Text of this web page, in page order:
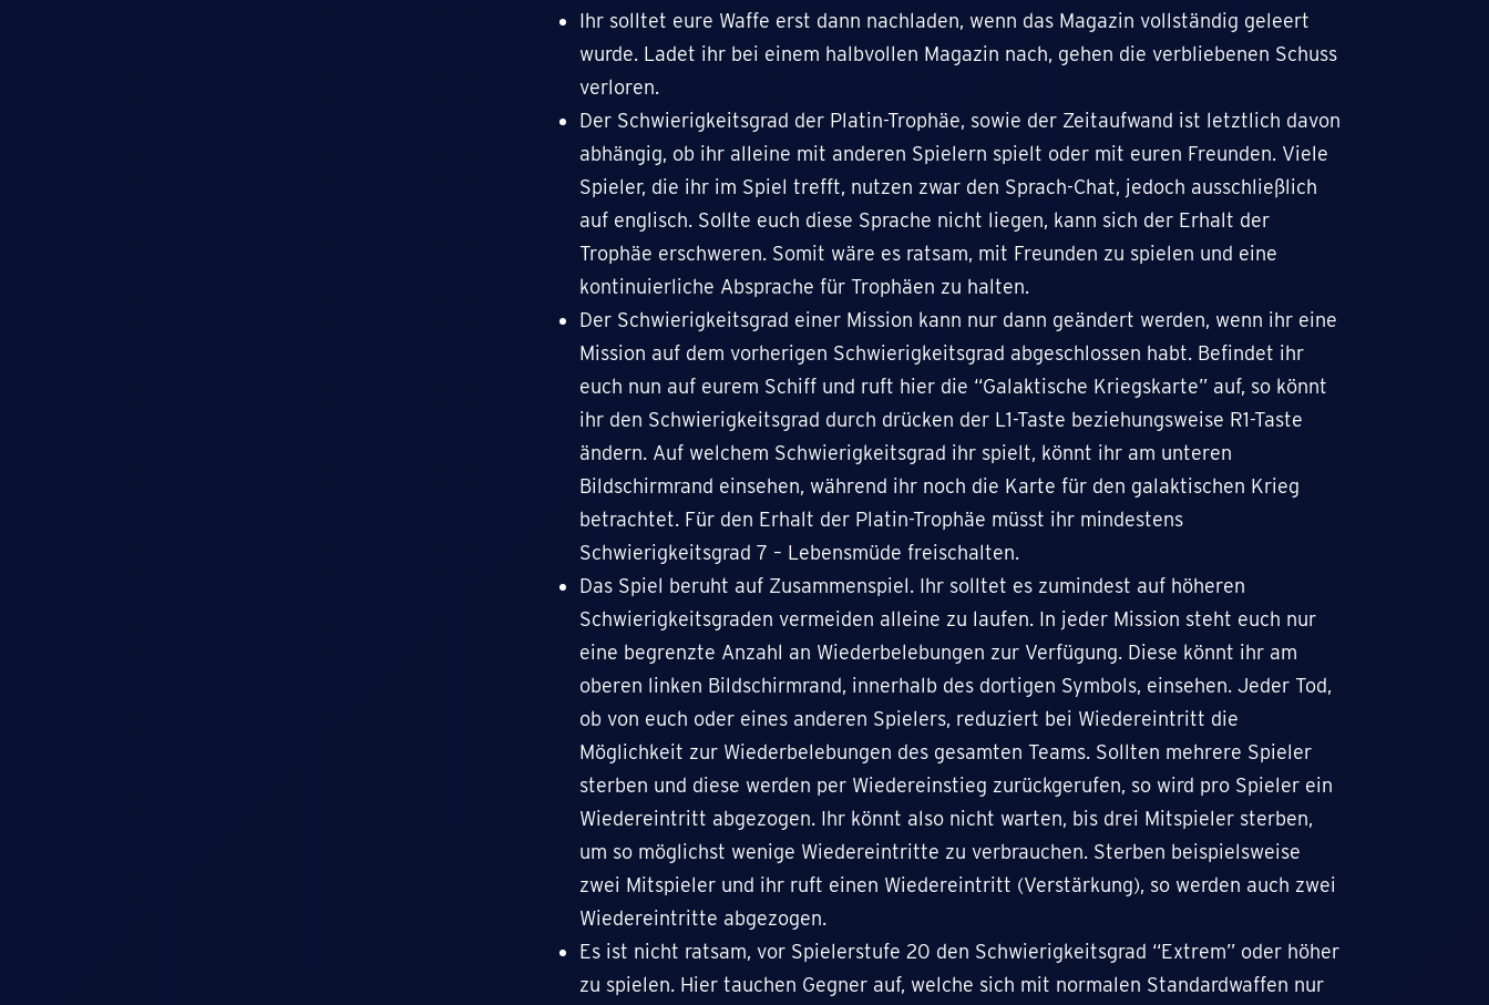
Ihr solltet eure Waffe erst dann nachladen, wenn das Magazin vollständig geleert
wurde. Ladet ihr bei einem halbvollen Magazin nach, gehen die verbliebenen Schuss
verloren.
Der Schwierigkeitsgrad der Platin-Trophäe, sowie der Zeitaufwand ist letztlich davon
abhängig, ob ihr alleine mit anderen Spielern spielt oder mit euren Freunden. Viele
Spieler, die ihr im Spiel trefft, nutzen zwar den Sprach-Chat, jedoch ausschließlich
auf englisch. Sollte euch diese Sprache nicht liegen, kann sich der Erhalt der
Trophäe erschweren. Somit wäre es ratsam, mit Freunden zu spielen und eine
kontinuierliche Absprache für Trophäen zu halten.
Der Schwierigkeitsgrad einer Mission kann nur dann geändert werden, wenn ihr eine
Mission auf dem vorherigen Schwierigkeitsgrad abgeschlossen habt. Befindet ihr
euch nun auf eurem Schiff und ruft hier die “Galaktische Kriegskarte” auf, so könnt
ihr den Schwierigkeitsgrad durch drücken der L1-Taste beziehungsweise R1-Taste
ändern. Auf welchem Schwierigkeitsgrad ihr spielt, könnt ihr am unteren
Bildschirmrand einsehen, während ihr noch die Karte für den galaktischen Krieg
betrachtet. Für den Erhalt der Platin-Trophäe müsst ihr mindestens
Schwierigkeitsgrad 7 – Lebensmüde freischalten.
Das Spiel beruht auf Zusammenspiel. Ihr solltet es zumindest auf höheren
Schwierigkeitsgraden vermeiden alleine zu laufen. In jeder Mission steht euch nur
eine begrenzte Anzahl an Wiederbelebungen zur Verfügung. Diese könnt ihr am
oberen linken Bildschirmrand, innerhalb des dortigen Symbols, einsehen. Jeder Tod,
ob von euch oder eines anderen Spielers, reduziert bei Wiedereintritt die
Möglichkeit zur Wiederbelebungen des gesamten Teams. Sollten mehrere Spieler
sterben und diese werden per Wiedereinstieg zurückgerufen, so wird pro Spieler ein
Wiedereintritt abgezogen. Ihr könnt also nicht warten, bis drei Mitspieler sterben,
um so möglichst wenige Wiedereintritte zu verbrauchen. Sterben beispielsweise
zwei Mitspieler und ihr ruft einen Wiedereintritt (Verstärkung), so werden auch zwei
Wiedereintritte abgezogen.
Es ist nicht ratsam, vor Spielerstufe 20 den Schwierigkeitsgrad “Extrem” oder höher
zu spielen. Hier tauchen Gegner auf, welche sich mit normalen Standardwaffen nur